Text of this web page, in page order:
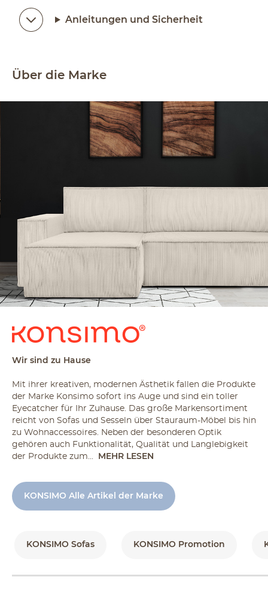
Anleitungen und Sicherheit
Über die Marke
Wir sind zu Hause
Mit ihrer kreativen, modernen Ästhetik fallen die Produkte
der Marke Konsimo sofort ins Auge und sind ein toller
Eyecatcher für Ihr Zuhause. Das große Markensortiment
reicht von Sofas und Sesseln über Stauraum-Möbel bis hin
zu Wohnaccessoires. Neben der besonderen Optik
gehören auch Funktionalität, Qualität und Langlebigkeit
der Produkte zum...
MEHR LESEN
KONSIMO Alle Artikel der Marke
KONSIMO Sofas KONSIMO Promotion